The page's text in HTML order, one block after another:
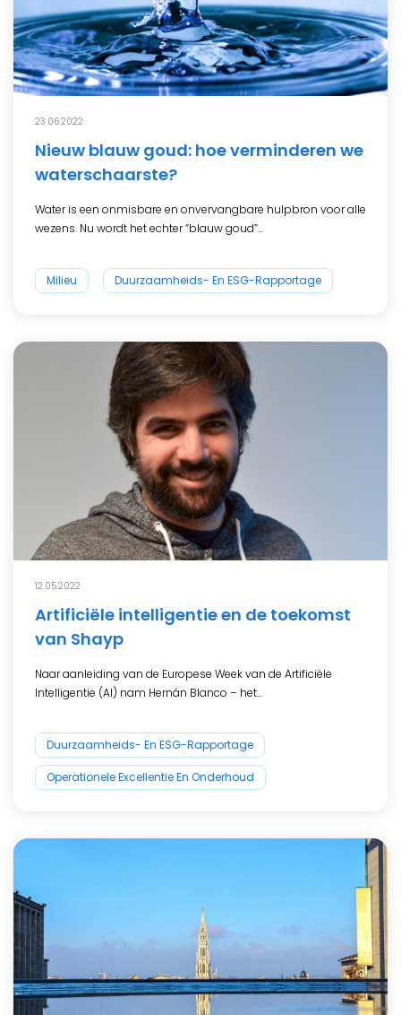
23.06.2022
Nieuw blauw goud: hoe verminderen we
waterschaarste?
Water is een onmisbare en onvervangbare hulpbron voor alle
wezens. Nu wordt het echter “blauw goud”...
Milieu Duurzaamheids- En ESG-Rapportage
12.05.2022
Artificiële intelligentie en de toekomst
van Shayp
Naar aanleiding van de Europese Week van de Artificiële
Intelligentie (AI) nam Hernán Blanco – het...
Duurzaamheids- En ESG-Rapportage
Operationele Excellentie En Onderhoud